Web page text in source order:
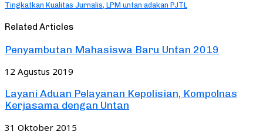
Tingkatkan Kualitas Jurnalis, LPM untan adakan PJTL
Related Articles
Penyambutan Mahasiswa Baru Untan 2019
12 Agustus 2019
Layani Aduan Pelayanan Kepolisian, Kompolnas
Kerjasama dengan Untan
31 Oktober 2015